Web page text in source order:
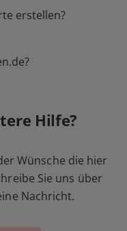
erstellen?
Hilfe?
Wünsche die hier
Sie uns über
Nachricht.